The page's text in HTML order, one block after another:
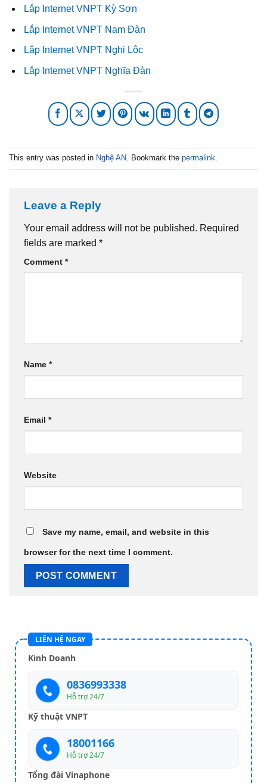
Lắp Internet VNPT Kỳ Sơn
Lắp Internet VNPT Nam Đàn
Lắp Internet VNPT Nghi Lộc
Lắp Internet VNPT Nghĩa Đàn
This entry was posted in Nghệ AN. Bookmark the permalink.
Leave a Reply
Your email address will not be published. Required
fields are marked *
Comment *
Name *
Email *
Website
Save my name, email, and website in this
browser for the next time I comment.
LIÊN HỆ NGAY
Kinh Doanh
0836993338
Hỗ trợ 24/7
Kỹ thuật VNPT
18001166
Hỗ trợ 24/7
Tổng đài Vinaphone